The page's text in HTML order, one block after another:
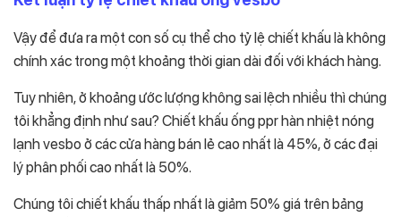
Vậy để đưa ra một con số cụ thể cho tỷ lệ chiết khấu là không
chính xác trong một khoảng thời gian dài đối với khách hàng.
Tuy nhiên, ở khoảng ước lượng không sai lệch nhiều thì chúng
tôi khẳng định như sau? Chiết khấu ống ppr hàn nhiệt nóng
lạnh vesbo ở các cửa hàng bán lẻ cao nhất là 45%, ở các đại
lý phân phối cao nhất là 50%.
Chúng tôi chiết khấu thấp nhất là giảm 50% giá trên bảng